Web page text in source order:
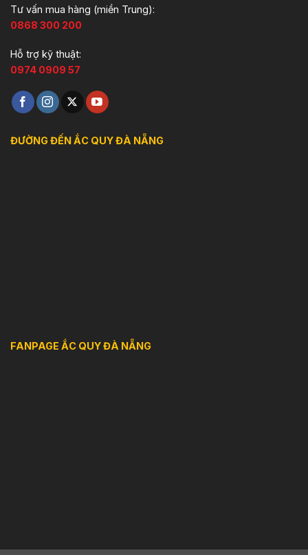
Tư vấn mua hàng (miền Trung):
0868 300 200
Hỗ trợ kỹ thuật:
0974 0909 57
ĐƯỜNG ĐẾN ẮC QUY ĐÀ NẴNG
FANPAGE ẮC QUY ĐÀ NẴNG